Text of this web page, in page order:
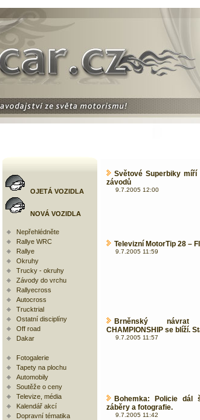
OJETÁ VOZIDLA
NOVÁ VOZIDLA
Nepřehlédněte
Rallye WRC
Rallye
Okruhy
Trucky - okruhy
Závody do vrchu
Rallyecross
Autocross
Trucktrial
Ostatní disciplíny
Off road
Dakar
Fotogalerie
Tapety na plochu
Automobily
Soutěže o ceny
Televize, média
Kalendář akcí
Dopravní tématika
Světové Superbiky
závodů
9.7.2005 12:00
Televizní MotorTip 28 –
9.7.2005 11:59
Brněnský návrat
CHAMPIONSHIP se blíží.
9.7.2005 11:57
Bohemka: Policie dál
záběry a fotografie.
9.7.2005 11:42